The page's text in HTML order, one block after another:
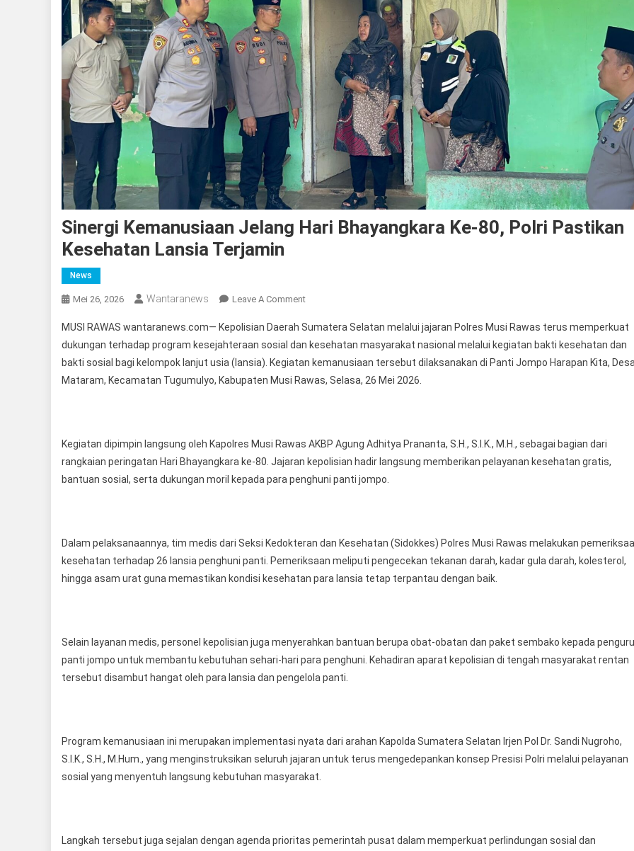
Sinergi Kemanusiaan Jelang Hari Bhayangkara Ke-80, Polri Pastikan
Kesehatan Lansia Terjamin
News
Mei 26, 2026 Wantaranews Leave A CommentOn
Kemanusiaan
Jelang
Hari
Bhayangkara
Pastikan
Kesehatan
Lansia
MUSI RAWAS wantaranews.com— Kepolisian Daerah Sumatera Selatan melalui jajaran Polres Musi Rawas terus memperkuat
dukungan terhadap program kesejahteraan sosial dan kesehatan masyarakat nasional melalui kegiatan bakti kesehatan dan
bakti sosial bagi kelompok lanjut usia (lansia). Kegiatan kemanusiaan tersebut dilaksanakan di Panti Jompo Harapan Kita,
Mataram, Kecamatan Tugumulyo, Kabupaten Musi Rawas, Selasa, 26 Mei 2026.
Kegiatan dipimpin langsung oleh Kapolres Musi Rawas AKBP Agung Adhitya Prananta, S.H., S.I.K., M.H., sebagai bagian dari
rangkaian peringatan Hari Bhayangkara ke-80. Jajaran kepolisian hadir langsung memberikan pelayanan kesehatan gratis,
bantuan sosial, serta dukungan moril kepada para penghuni panti jompo.
Dalam pelaksanaannya, tim medis dari Seksi Kedokteran dan Kesehatan (Sidokkes) Polres Musi Rawas melakukan
kesehatan terhadap 26 lansia penghuni panti. Pemeriksaan meliputi pengecekan tekanan darah, kadar gula darah, kolesterol,
hingga asam urat guna memastikan kondisi kesehatan para lansia tetap terpantau dengan baik.
Selain layanan medis, personel kepolisian juga menyerahkan bantuan berupa obat-obatan dan paket sembako kepada
panti jompo untuk membantu kebutuhan sehari-hari para penghuni. Kehadiran aparat kepolisian di tengah masyarakat rentan
tersebut disambut hangat oleh para lansia dan pengelola panti.
Program kemanusiaan ini merupakan implementasi nyata dari arahan Kapolda Sumatera Selatan Irjen Pol Dr. Sandi Nugroho,
S.I.K., S.H., M.Hum., yang menginstruksikan seluruh jajaran untuk terus mengedepankan konsep Presisi Polri melalui pelayanan
sosial yang menyentuh langsung kebutuhan masyarakat.
Langkah tersebut juga sejalan dengan agenda prioritas pemerintah pusat dalam memperkuat perlindungan sosial dan